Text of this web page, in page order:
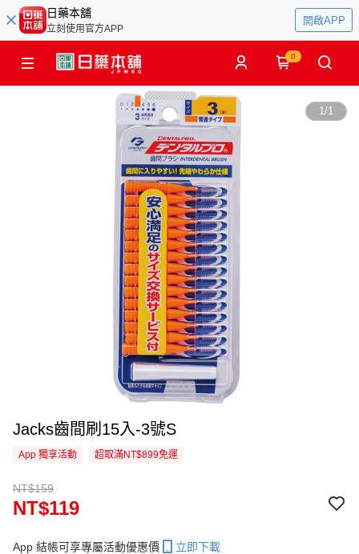
日藥本舖
立刻使用官方APP
開啟APP
0
1/1
Jacks齒間刷15入-3號S
App 獨享活動 超取滿NT$899免運
NT$159
NT$119
App 結帳可享專屬活動優惠價
立即下載